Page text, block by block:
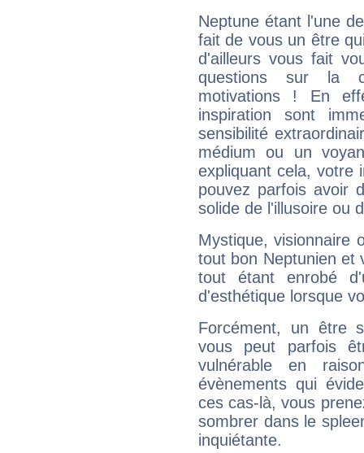
Neptune étant l'une
fait de vous un être
d'ailleurs vous fait
questions sur la
motivations ! En
inspiration sont
sensibilité
médium ou un
expliquant cela, votre
pouvez parfois avoir
solide de l'illusoire ou
Mystique, visionnaire
tout bon Neptunien et
tout étant enrobé
d'esthétique lorsque
Forcément, un être
vous peut parfois
vulnérable en
évènements qui
ces cas-là, vous
sombrer dans le
inquiétante.